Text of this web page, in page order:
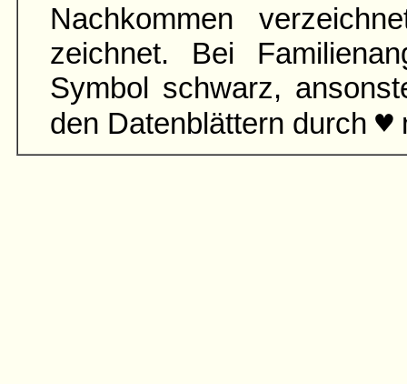
Nach­kommen
zeichnet. Bei
Symbol schwarz,
den Daten­blättern durch ♥